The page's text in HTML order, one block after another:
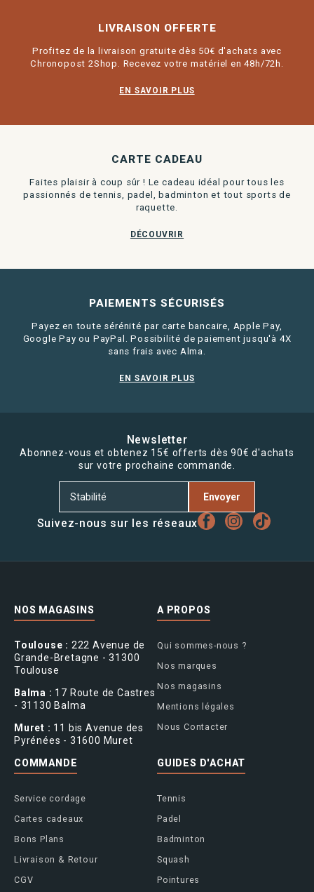
LIVRAISON OFFERTE
Profitez de la livraison gratuite dès 50€ d'achats avec
Chronopost 2Shop. Recevez votre matériel en 48h/72h.
EN SAVOIR PLUS
CARTE CADEAU
Faites plaisir à coup sûr ! Le cadeau idéal pour tous les
passionnés de tennis, padel, badminton et tout sports de
raquette.
DÉCOUVRIR
PAIEMENTS SÉCURISÉS
Payez en toute sérénité par carte bancaire, Apple Pay,
Google Pay ou PayPal. Possibilité de paiement jusqu'à 4X
sans frais avec Alma.
EN SAVOIR PLUS
Newsletter
Abonnez-vous et obtenez 15€ offerts dès 90€ d'achats
sur votre prochaine commande.
Envoyer
Suivez-nous sur les réseaux
NOS MAGASINS
Toulouse : 222 Avenue de
Grande-Bretagne - 31300
Toulouse
Balma : 17 Route de Castres
- 31130 Balma
Muret : 11 bis Avenue des
Pyrénées - 31600 Muret
A PROPOS
Qui sommes-nous ?
Nos marques
Nos magasins
Mentions légales
Nous Contacter
COMMANDE
Service cordage
Cartes cadeaux
Bons Plans
Livraison & Retour
CGV
GUIDES D'ACHAT
Tennis
Padel
Badminton
Squash
Pointures